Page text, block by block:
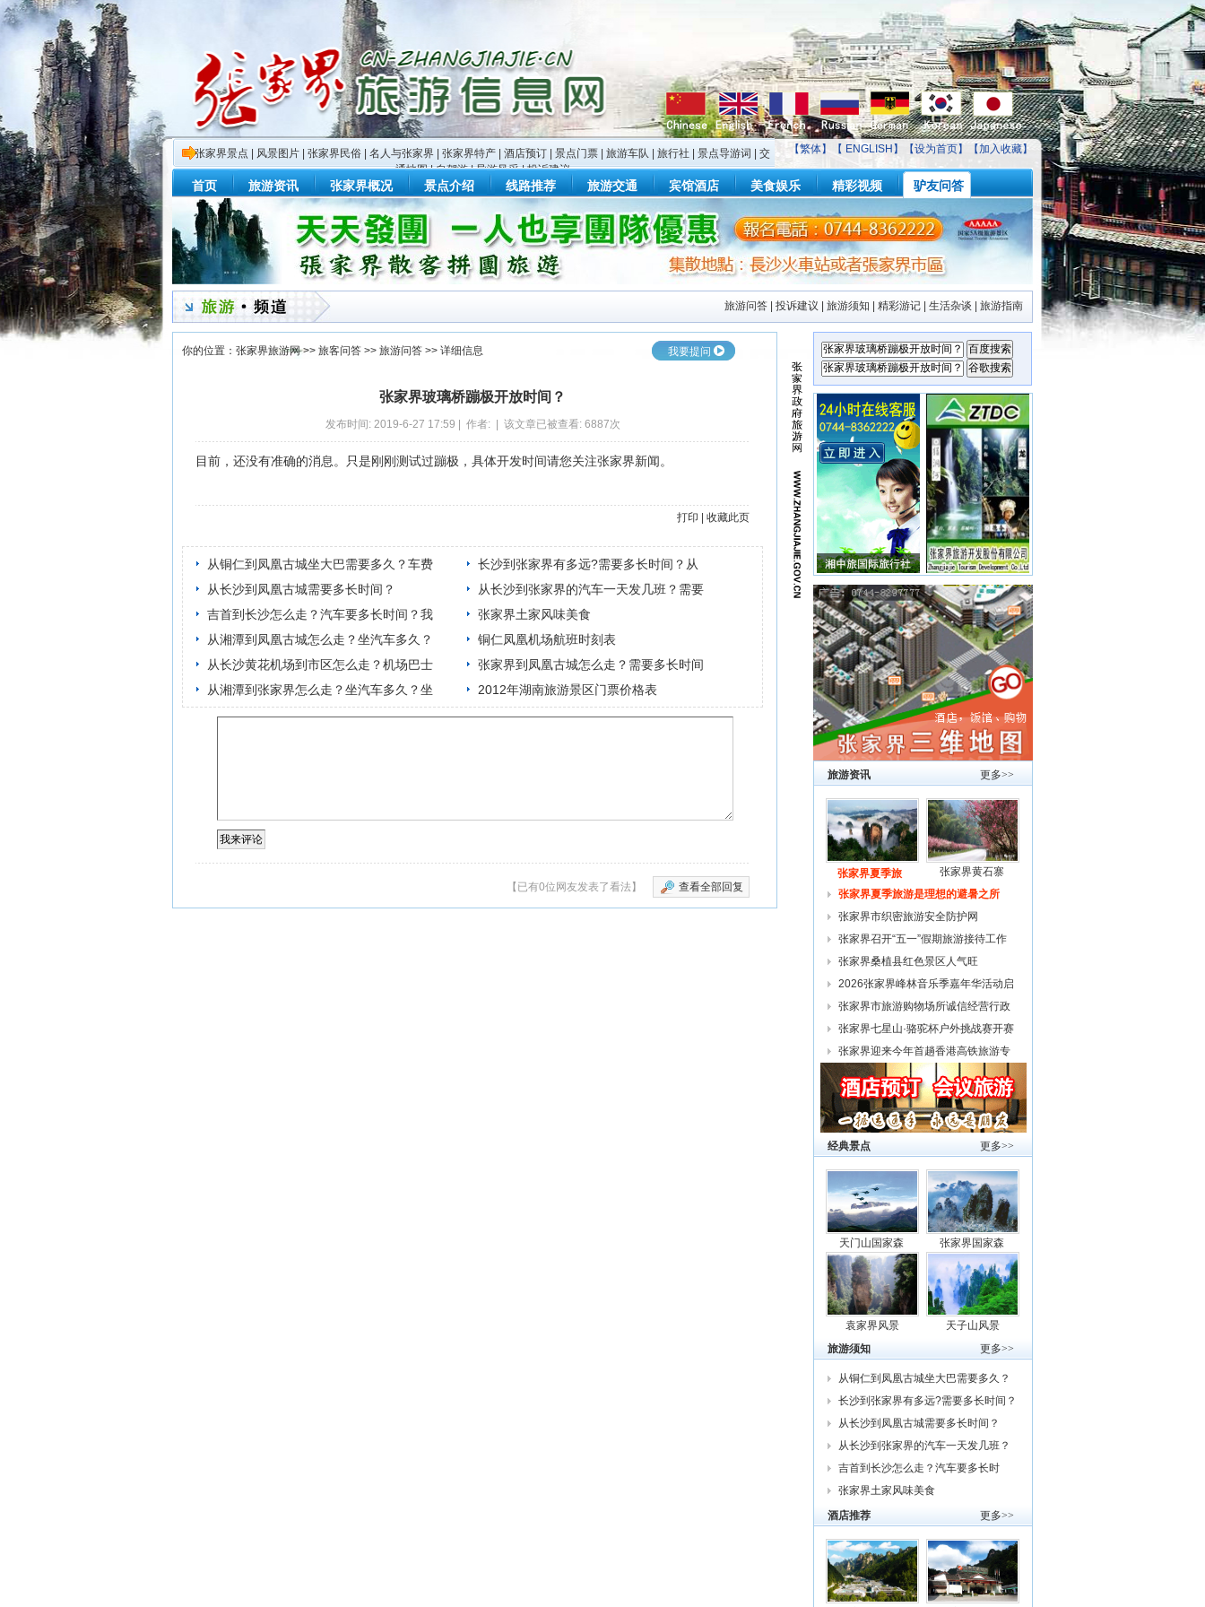
【繁体】【 ENGLISH 】【设为首页】【加入收藏】
张家界景点 风景图片 张家界民俗 名人与张家界 张家界特产 酒店预订 景点门票 旅游车队 旅行社 景点导游词
交
通地图|自驾游|导游风采|投诉建议
首页 旅游资讯 张家界概况 景点介绍 线路推荐 旅游交通 宾馆酒店 美食娱乐 精彩视频 驴友问答
旅游问答 投诉建议 旅游须知 精彩游记 生活杂谈 旅游指南
你的位置： 张家界旅游网>> 旅客问答 >> 旅游问答 >> 详细信息 我要提问
张家界玻璃桥蹦极开放时间？
发布时间: 2019-6-27 17:59 | 作者: | 该文章已被查看: 6887次
目前，还没有准确的消息。只是刚刚测试过蹦极，具体开发时间请您关注张家界新闻。
打印 收藏此页
从铜仁到凤凰古城坐大巴需要多久？车费
长沙到张家界有多远?需要多长时间？从
从长沙到凤凰古城需要多长时间？
从长沙到张家界的汽车一天发几班？需要
吉首到长沙怎么走？汽车要多长时间？我
张家界土家风味美食
从湘潭到凤凰古城怎么走？坐汽车多久？
铜仁凤凰机场航班时刻表
从长沙黄花机场到市区怎么走？机场巴士
张家界到凤凰古城怎么走？需要多长时间
从湘潭到张家界怎么走？坐汽车多久？坐
2012年湖南旅游景区门票价格表
查看全部回复
【已有0位网友发表了看法】
更多>>
旅游资讯
张家界夏季旅
张家界黄石寨
张家界夏季旅游是理想的避暑之所
张家界市织密旅游安全防护网
张家界召开“五一”假期旅游接待工作
复
张家界桑植县红色景区人气旺
2026张家界峰林音乐季嘉年华活动启
幕
张家界市旅游购物场所诚信经营行政
约谈
张家界七星山·骆驼杯户外挑战赛开赛
张家界迎来今年首趟香港高铁旅游专
列
更多>>
经典景点
天门山国家森 张家界国家森
袁家界风景
天子山风景
更多>>
旅游须知
从铜仁到凤凰古城坐大巴需要多久？
车费
长沙到张家界有多远?需要多长时间？
从
从长沙到凤凰古城需要多长时间？
从长沙到张家界的汽车一天发几班？
需要
吉首到长沙怎么走？汽车要多长时
间？我
张家界土家风味美食
更多>>
酒店推荐